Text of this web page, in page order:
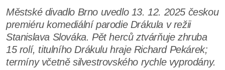
Městské divadlo Brno uvedlo 13. 12. 2025 českou
premiéru komediální parodie Drákula v režii
Stanislava Slováka. Pět herců ztvárňuje zhruba
15 rolí, titulního Drákulu hraje Richard Pekárek;
termíny včetně silvestrovského rychle vyprodány.